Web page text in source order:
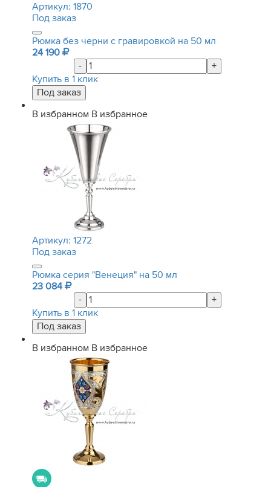
Артикул: 1870
Под заказ
Рюмка без черни с гравировкой на 50 мл
24 190
-
+
Купить в 1 клик
В избранном В избранное
Артикул: 1272
Под заказ
Рюмка серия "Венеция" на 50 мл
23 084
-
+
Купить в 1 клик
В избранном В избранное